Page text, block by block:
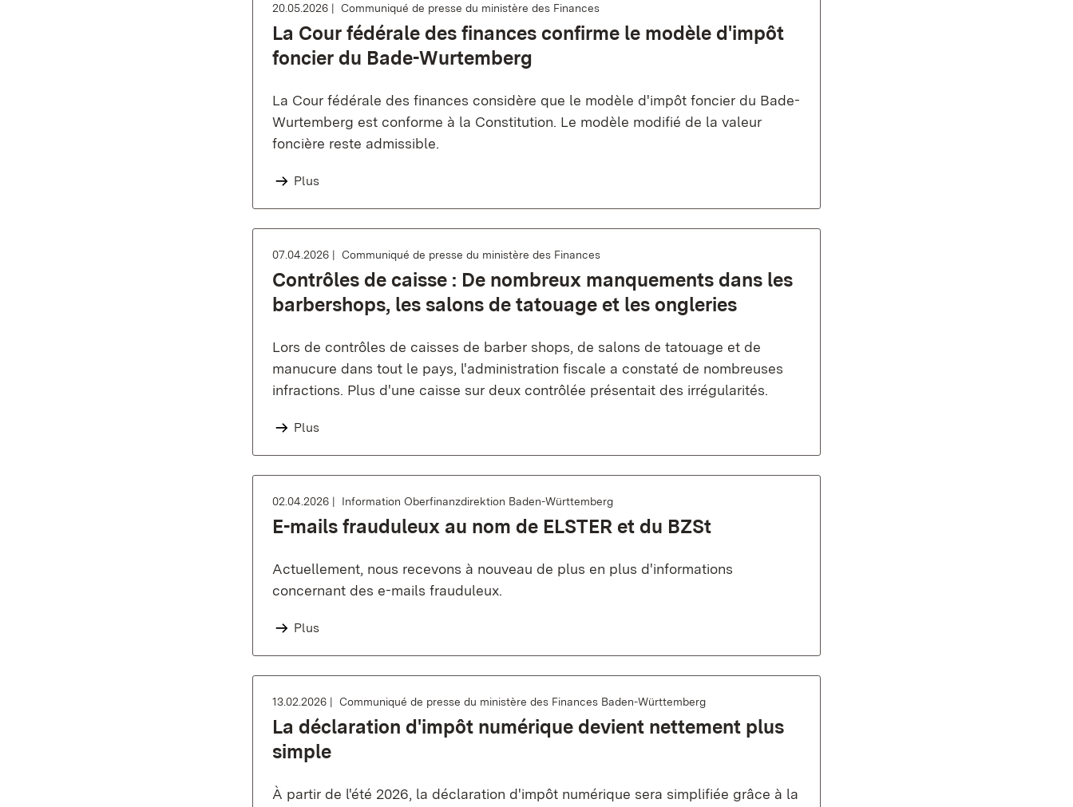
20.05.2026 Communiqué de presse du ministère des Finances
La Cour fédérale des finances confirme le modèle d'impôt
foncier du Bade-Wurtemberg
La Cour fédérale des finances considère que le modèle d'impôt foncier du Bade-
Wurtemberg est conforme à la Constitution. Le modèle modifié de la valeur
foncière reste admissible.
Plus
07.04.2026 Communiqué de presse du ministère des Finances
Contrôles de caisse : De nombreux manquements dans les
barbershops, les salons de tatouage et les ongleries
Lors de contrôles de caisses de barber shops, de salons de tatouage et de
manucure dans tout le pays, l'administration fiscale a constaté de nombreuses
infractions. Plus d'une caisse sur deux contrôlée présentait des irrégularités.
Plus
02.04.2026 Information Oberfinanzdirektion Baden-Württemberg
E-mails frauduleux au nom de ELSTER et du BZSt
Actuellement, nous recevons à nouveau de plus en plus d'informations
concernant des e-mails frauduleux.
Plus
13.02.2026 Communiqué de presse du ministère des Finances Baden-Württemberg
La déclaration d'impôt numérique devient nettement plus
simple
À partir de l'été 2026, la déclaration d'impôt numérique sera simplifiée grâce à la